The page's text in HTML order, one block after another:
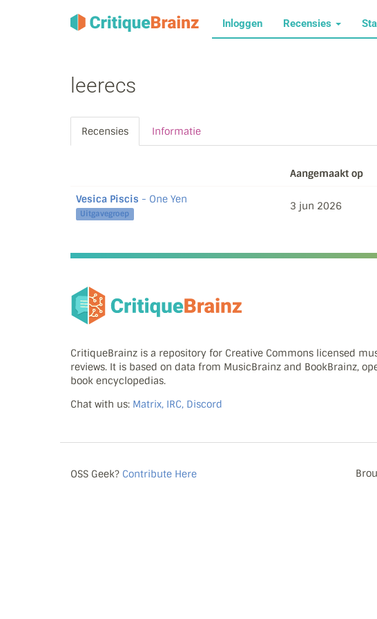
Inloggen Recensies
leerecs
Recensies Informatie
Aangemaakt op
Vesica Piscis - One Yen
Uitgavegroep
3 jun 2026
CritiqueBrainz is a repository for Creative Commons licensed
reviews. It is based on data from MusicBrainz and BookBrainz,
book encyclopedias.
Chat with us: Matrix, IRC, Discord
OSS Geek? Contribute Here